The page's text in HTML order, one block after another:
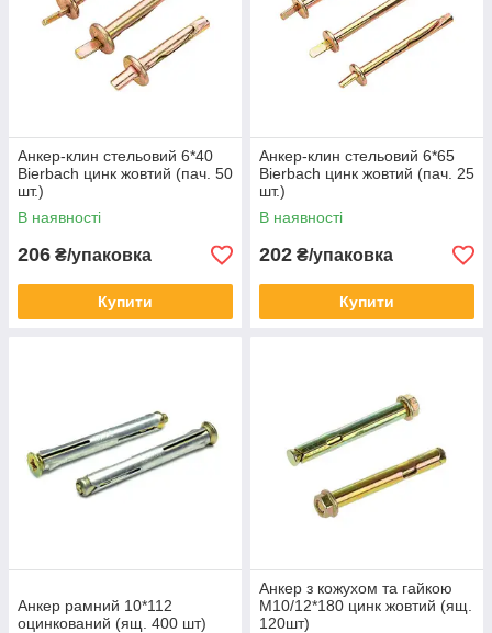
Анкер-клин стельовий 6*40
Bierbach цинк жовтий (пач. 50
шт.)
В наявності
206 ₴/упаковка
Купити
Анкер-клин стельовий 6*65
Bierbach цинк жовтий (пач. 25
шт.)
В наявності
202 ₴/упаковка
Купити
Анкер рамний 10*112
оцинкований (ящ. 400 шт)
Анкер з кожухом та гайкою
М10/12*180 цинк жовтий (ящ.
120шт)